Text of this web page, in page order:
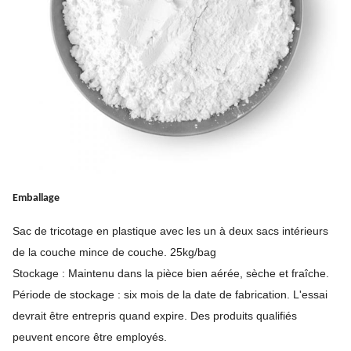
Emballage
Sac de tricotage en plastique avec les un à deux sacs intérieurs
de la couche mince de couche. 25kg/bag
Stockage : Maintenu dans la pièce bien aérée, sèche et fraîche.
Période de stockage : six mois de la date de fabrication. L'essai
devrait être entrepris quand expire. Des produits qualifiés
peuvent encore être employés.